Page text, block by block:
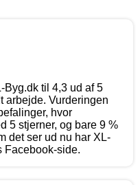
Byg.dk til 4,3 ud af 5
arbejde. Vurderingen
hvor
5 stjerner, og bare 9 %
det ser ud nu har XL-
Facebook-side.